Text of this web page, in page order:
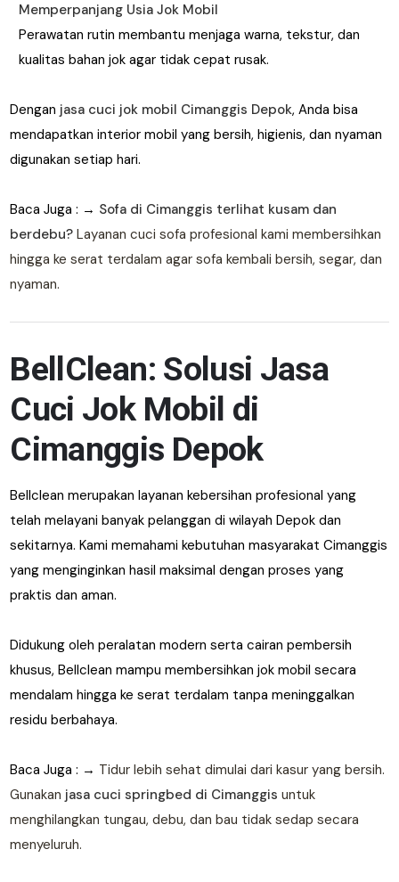
Memperpanjang Usia Jok Mobil
Perawatan rutin membantu menjaga warna, tekstur, dan
kualitas bahan jok agar tidak cepat rusak.
Dengan jasa cuci jok mobil Cimanggis Depok, Anda bisa
mendapatkan interior mobil yang bersih, higienis, dan nyaman
digunakan setiap hari.
Baca Juga : → Sofa di Cimanggis terlihat kusam dan
berdebu? Layanan cuci sofa profesional kami membersihkan
hingga ke serat terdalam agar sofa kembali bersih, segar, dan
nyaman.
BellClean: Solusi Jasa
Cuci Jok Mobil di
Cimanggis Depok
Bellclean merupakan layanan kebersihan profesional yang
telah melayani banyak pelanggan di wilayah Depok dan
sekitarnya. Kami memahami kebutuhan masyarakat Cimanggis
yang menginginkan hasil maksimal dengan proses yang
praktis dan aman.
Didukung oleh peralatan modern serta cairan pembersih
khusus, Bellclean mampu membersihkan jok mobil secara
mendalam hingga ke serat terdalam tanpa meninggalkan
residu berbahaya.
Baca Juga : → Tidur lebih sehat dimulai dari kasur yang bersih.
Gunakan jasa cuci springbed di Cimanggis untuk
menghilangkan tungau, debu, dan bau tidak sedap secara
menyeluruh.